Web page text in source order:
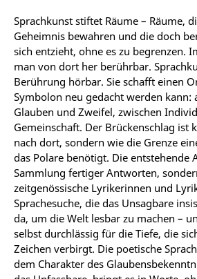
Sprachkunst stiftet Räume – Räume,
Geheimnis bewahren und die doch
sich entzieht, ohne es zu begrenzen.
man von dort her berührbar.
Berührung hörbar. Sie schafft einen
Symbolon neu gedacht werden kann:
Glauben und Zweifel, zwischen
Gemeinschaft. Der Brückenschlag ist
nach dort, sondern wie die Grenze
das Polare benötigt. Die entstehende
Sammlung fertiger Antworten,
zeitgenössische Lyrikerinnen und
Sprachesuche, die das Unsagbare
da, um die Welt lesbar zu machen –
selbst durchlässig für die Tiefe, die
Zeichen verbirgt. Die poetische
dem Charakter des